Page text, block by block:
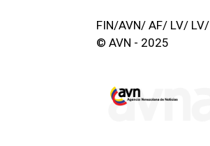
FIN/AVN/ AF/ LV/ LV/
© AVN - 2025